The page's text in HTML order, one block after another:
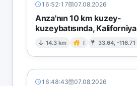
16:52:17 07.08.2026
Anza'nın 10 km kuzey-
kuzeybatısında, Kaliforniya
14.3 km I 33.64, -116.71
16:48:43 07.08.2026